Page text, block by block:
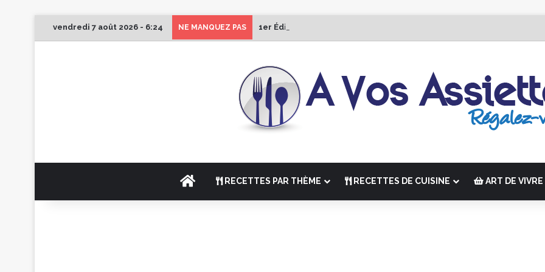
vendredi 7 août 2026 - 6:24 NE MANQUEZ PAS 1er Édition de “La Semaine des Chefs” du 19 au 24 octobre 2026
ACCUEILRECETTES PAR THÈME RECETTES DE CUISINE ART DE VIVRE